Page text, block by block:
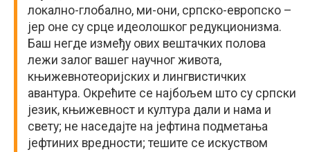
локално-глобално, ми-они, српско-европско –
јер оне су срце идеолошког редукционизма.
Баш негде између ових вештачких полова
лежи залог вашег научног живота,
књижевнотеоријских и лингвистичких
авантура. Окрећите се најбољем што су српски
језик, књижевност и култура дали и нама и
свету; не наседајте на јефтина подметања
јефтиних вредности; тешите се искуством